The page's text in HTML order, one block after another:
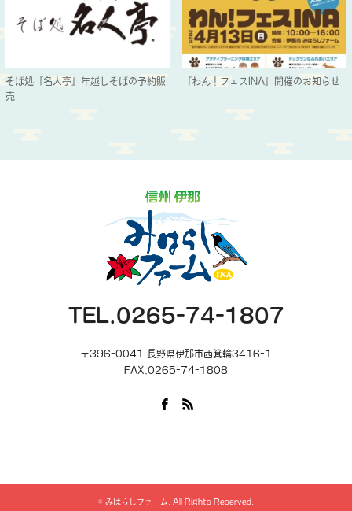
そば処『名人亭』年越しそばの予約販
売
『わん！フェスINA』開催のお知らせ
TEL.0265-74-1807
〒396-0041 長野県伊那市西箕輪3416-1
FAX.0265-74-1808
© みはらしファーム . All Rights Reserved.